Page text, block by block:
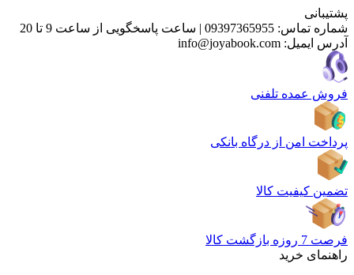
پشتیبانی
شماره تماس: 09397365955
| ساعت پاسخگویی از ساعت 9 تا 20
آدرس ایمیل: info@joyabook.com
فروش عمده تلفنی
پرداخت امن از درگاه بانکی
تضمین کیفیت کالا
فرصت 7 روزه بازگشت کالا
راهنمای خرید